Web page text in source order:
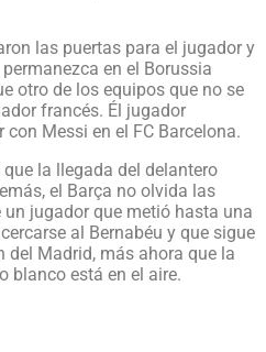
las puertas para el jugador y
en el Borussia
otro de los equipos que no se
francés. Él jugador
Messi en el FC Barcelona.
la llegada del delantero
el Barça no olvida las
jugador que metió hasta una
al Bernabéu y que sigue
Madrid, más ahora que la
blanco está en el aire.